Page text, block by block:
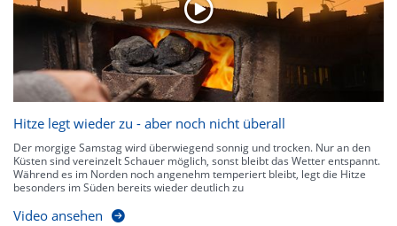
Hitze legt wieder zu - aber noch nicht überall
Der morgige Samstag wird überwiegend sonnig und trocken. Nur an den
Küsten sind vereinzelt Schauer möglich, sonst bleibt das Wetter entspannt.
Während es im Norden noch angenehm temperiert bleibt, legt die Hitze
besonders im Süden bereits wieder deutlich zu
Video ansehen